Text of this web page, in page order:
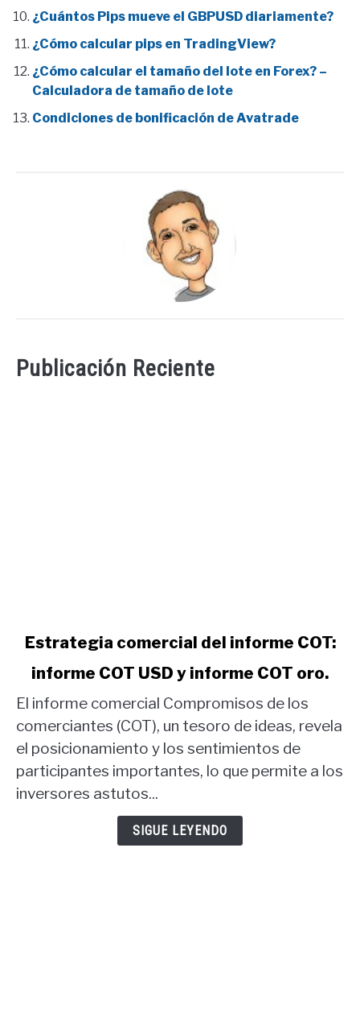
¿Cuántos Pips mueve el GBPUSD diariamente?
¿Cómo calcular pips en TradingView?
¿Cómo calcular el tamaño del lote en Forex? –
Calculadora de tamaño de lote
Condiciones de bonificación de Avatrade
Publicación Reciente
link
Estrategia
comercial
del
informe
COT:
informe
COT
Estrategia comercial del informe COT:
informe COT USD y informe COT oro.
El informe comercial Compromisos de los
comerciantes (COT), un tesoro de ideas, revela
el posicionamiento y los sentimientos de
participantes importantes, lo que permite a los
inversores astutos...
SIGUE LEYENDO